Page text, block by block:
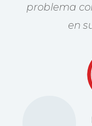
problema
en